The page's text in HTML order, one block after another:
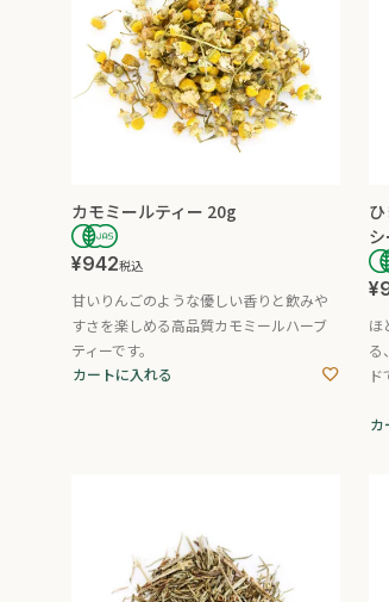
カモミールティー 20g
¥942税込
甘いりんごのような優しい香りと飲みや
すさを楽しめる高品質カモミールハーブ
ティーです。
カートに入れる
¥
ほ
る
ド
カ